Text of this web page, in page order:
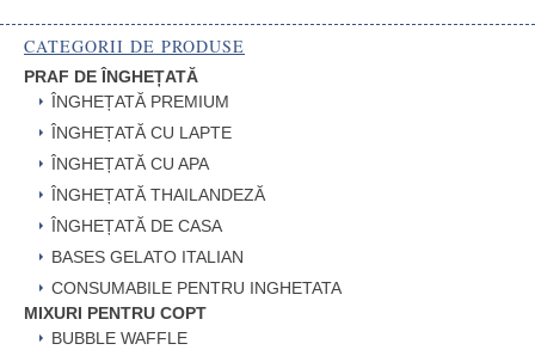
CATEGORII DE PRODUSE
PRAF DE ÎNGHEȚATĂ
ÎNGHEȚATĂ PREMIUM
ÎNGHEȚATĂ CU LAPTE
ÎNGHEȚATĂ CU APA
ÎNGHEȚATĂ THAILANDEZĂ
ÎNGHEȚATĂ DE CASA
BASES GELATO ITALIAN
CONSUMABILE PENTRU INGHETATA
MIXURI PENTRU COPT
BUBBLE WAFFLE